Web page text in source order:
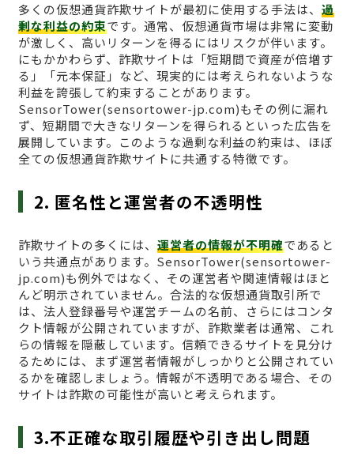
多くの仮想通貨詐欺サイトが最初に使用する手法は、 過
剰な利益の約束です。通常、仮想通貨市場は非常に変動
が激しく、高いリターンを得るにはリスクが伴います。
にもかかわらず、詐欺サイトは「短期間で資産が倍増す
る」「元本保証」など、現実的には考えられないような
利益を誇張して約束することがあります。
SensorTower(sensortower-jp.com)もその例に漏れ
ず、短期間で大きなリターンを得られるといった広告を
展開しています。このような過剰な利益の約束は、ほぼ
全ての仮想通貨詐欺サイトに共通する特徴です。
2. 匿名性と運営者の不透明性
詐欺サイトの多くには、 運営者の情報が不明確であると
いう共通点があります。SensorTower(sensortower-
jp.com)も例外ではなく、その運営者や関連情報はほと
んど明示されていません。合法的な仮想通貨取引所で
は、法人登録番号や運営チームの名前、さらにはコンタ
クト情報が公開されていますが、詐欺業者は通常、これ
らの情報を隠蔽しています。信頼できるサイトを見分け
るためには、まず運営者情報がしっかりと公開されてい
るかを確認しましょう。情報が不透明である場合、その
サイトは詐欺の可能性が高いと考えられます。
3.不正確な取引履歴や引き出し問題